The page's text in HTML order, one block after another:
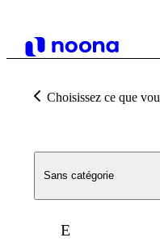
Choisissez ce que
Sans catégorie
E